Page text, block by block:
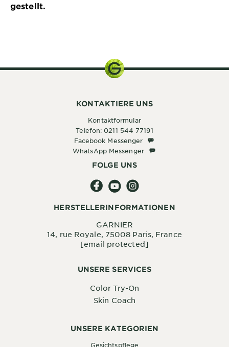
gestellt.
UNSERE SERVICES
Color Try-On
Skin Coach
UNSERE KATEGORIEN
Gesichtspflege
KONTAKTIERE UNS
Kontaktformular
Telefon: 0211 544 77191
Facebook Messenger Facebook Messenger
WhatsApp MessengerWhatsApp Messenger
FOLGE UNS
HERSTELLERINFORMATIONEN
GARNIER
14, rue Royale, 75008 Paris, France
[email protected]